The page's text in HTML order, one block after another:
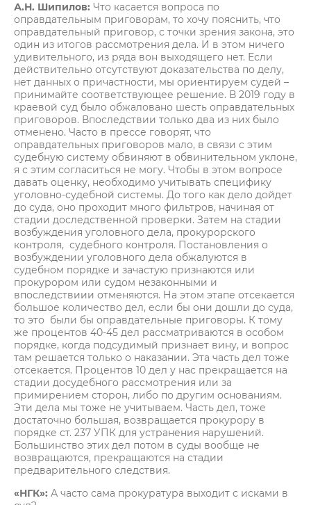
А.Н. Шипилов: Что касается вопроса по
оправдательным приговорам, то хочу пояснить, что
оправдательный приговор, с точки зрения закона, это
один из итогов рассмотрения дела. И в этом ничего
удивительного, из ряда вон выходящего нет. Если
действительно отсутствуют доказательства по делу,
нет данных о причастности, мы ориентируем судей –
принимайте соответствующее решение. В 2019 году в
краевой суд было обжаловано шесть оправдательных
приговоров. Впоследствии только два из них было
отменено. Часто в прессе говорят, что
оправдательных приговоров мало, в связи с этим
судебную систему обвиняют в обвинительном уклоне,
я с этим согласиться не могу. Чтобы в этом вопросе
давать оценку, необходимо учитывать специфику
уголовно-судебной системы. До того как дело дойдет
до суда, оно проходит много фильтров, начиная от
стадии доследственной проверки. Затем на стадии
возбуждения уголовного дела, прокурорского
контроля, судебного контроля. Постановления о
возбуждении уголовного дела обжалуются в
судебном порядке и зачастую признаются или
прокурором или судом незаконными и
впоследствиии отменяются. На этом этапе отсекается
большое количество дел, если бы они дошли до суда,
то это были бы оправдательные приговоры. К тому
же процентов 40-45 дел рассматриваются в особом
порядке, когда подсудимый признает вину, и вопрос
там решается только о наказании. Эта часть дел тоже
отсекается. Процентов 10 дел у нас прекращается на
стадии досудебного рассмотрения или за
примирением сторон, либо по другим основаниям.
Эти дела мы тоже не учитываем. Часть дел, тоже
достаточно большая, возвращается прокурору в
порядке ст. 237 УПК для устранения нарушений.
Большинство этих дел потом в суды вообще не
возвращаются, прекращаются на стадии
предварительного следствия.
«НГК»: А часто сама прокуратура выходит с исками в